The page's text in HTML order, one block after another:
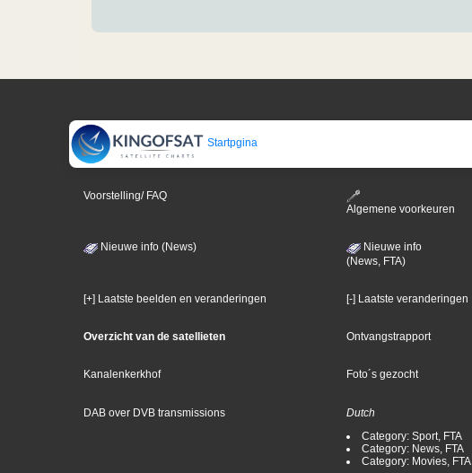
Startpgina
Voorstelling/ FAQ
Algemene voorkeuren
Nieuwe info (News)
Nieuwe info
(News, FTA)
[+] Laatste beelden en veranderingen [-] Laatste veranderingen
Overzicht van de satellieten Ontvangstrapport
Kanalenkerkhof Foto´s gezocht
DAB over DVB transmissions
Dutch
Category: Sport, FTA
Category: News, FTA
Category: Movies, FTA